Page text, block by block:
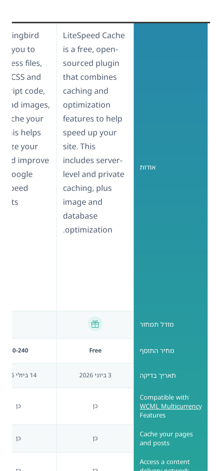
אודות
LiteSpeed Cache
is a free, open-
sourced plugin
that combines
caching and
optimization
features to help
speed up your
site. This
includes server-
level and private
caching, plus
image and
database
optimization.
you to
files,
CSS and
code,
load images,
cache your
This helps
your
improve
Google
מודל תמחור
מחיר התוסף Free
$0-240
תאריך בדיקה 3 ביוני 2026 14 ביולי 2026
Compatible with
WCML Multicurrency
Features
כן כן
Cache your pages
and posts
כן כן
Access a content